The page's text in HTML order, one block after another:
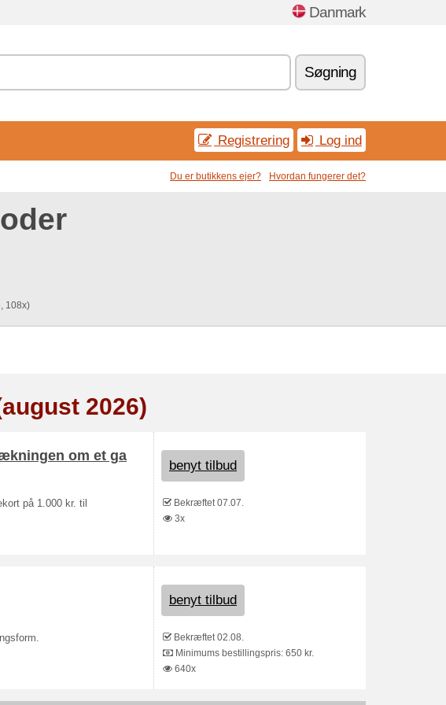
Danmark
Søgning
Registrering Log ind
Du er butikkens ejer? Hvordan fungerer det?
108x)
2026)
om et ga
på 1.000 kr. til
benyt tilbud
Bekræftet 07.07.
3x
benyt tilbud
Bekræftet 02.08.
Minimums bestillingspris: 650 kr.
640x